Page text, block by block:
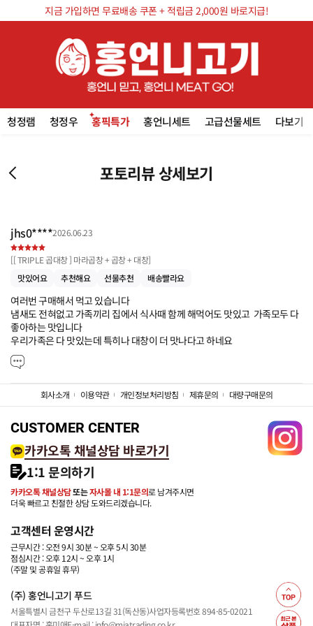
지금 가입하면 무료배송 쿠폰 + 적립금 2,000원 바로지급!
청정램 청정우 홍픽특가 홍언니세트 고급선물세트 다보기
포토리뷰 상세보기
jhs0****2026.06.23
[[ TRIPLE 곱대창 ] 마라곱창 + 곱창 + 대창]
맛있어요
추천해요 선물추천 배송빨라요
여러번 구매해서 먹고 있습니다
냄새도 전혀없고 가족끼리 집에서 식사때 함께 해먹어도 맛있고  가족모두 다
좋아하는 맛입니다
우리가족은 다 맛있는데 특히나 대창이 더 맛나다고 하네요
회사소개 이용약관 개인정보처리방침 제휴문의 대량구매문의
CUSTOMER CENTER
카카오톡 채널상담 바로가기
1:1 문의하기
카카오톡 채널상담또는자사몰 내 1:1문의로 남겨주시면
더욱 빠르고 친절한 상담 도와드리겠습니다.
고객센터 운영시간
근무시간 : 오전 9시 30분 ~ 오후 5시 30분
점심시간 : 오후 12시 ~ 오후 1시
(주말 및 공휴일 휴무)
(주) 홍언니고기 푸드
서울특별시 금천구 두산로13길 31(독산동)사업자등록번호 894-85-02021